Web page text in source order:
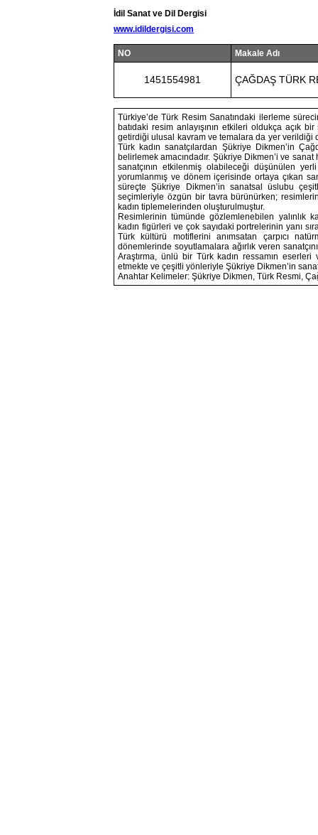
İdil Sanat ve Dil Dergisi
www.idildergisi.com
NO Makale Adı
1451554981 ÇAĞDAŞ TÜRK
Türkiye’de Türk Resim Sanatındaki ilerleme
batıdaki resim anlayışının etkileri oldukça açık
getirdiği ulusal kavram ve temalara da yer verildiği
Türk kadın sanatçılardan Şükriye Dikmen’in
belirlemek amacındadır. Şükriye Dikmen’i ve
sanatçının etkilenmiş olabileceği düşünülen
yorumlanmış ve dönem içerisinde ortaya çıkan
süreçte Şükriye Dikmen’in sanatsal üslubu
seçimleriyle özgün bir tavra bürünürken;
kadın tiplemelerinden oluşturulmuştur.
Resimlerinin tümünde gözlemlenebilen yalınlık
kadın figürleri ve çok sayıdaki portrelerinin yanı
Türk kültürü motiflerini anımsatan çarpıcı
dönemlerinde soyutlamalara ağırlık veren
Araştırma, ünlü bir Türk kadın ressamın
etmekte ve çeşitli yönleriyle Şükriye Dikmen’in
Anahtar Kelimeler: Şükriye Dikmen, Türk Resmi,